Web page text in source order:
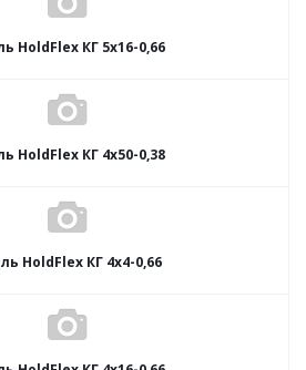
HoldFlex КГ 5x16-0,66
HoldFlex КГ 4x50-0,38
HoldFlex КГ 4x4-0,66